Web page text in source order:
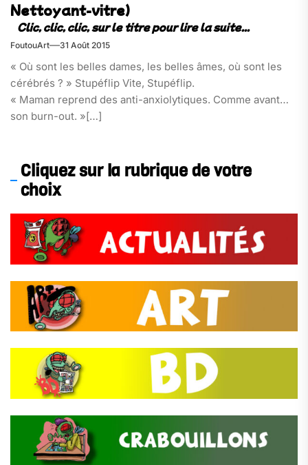
Nettoyant-vitre)
FoutouArt 31 Août 2015
« Où sont les belles dames, les belles âmes, où sont les
cérébrés ? » Stupéflip Vite, Stupéflip.
« Maman reprend des anti-anxiolytiques. Comme avant
son burn-out. »[…]
Cliquez sur la rubrique de votre
choix